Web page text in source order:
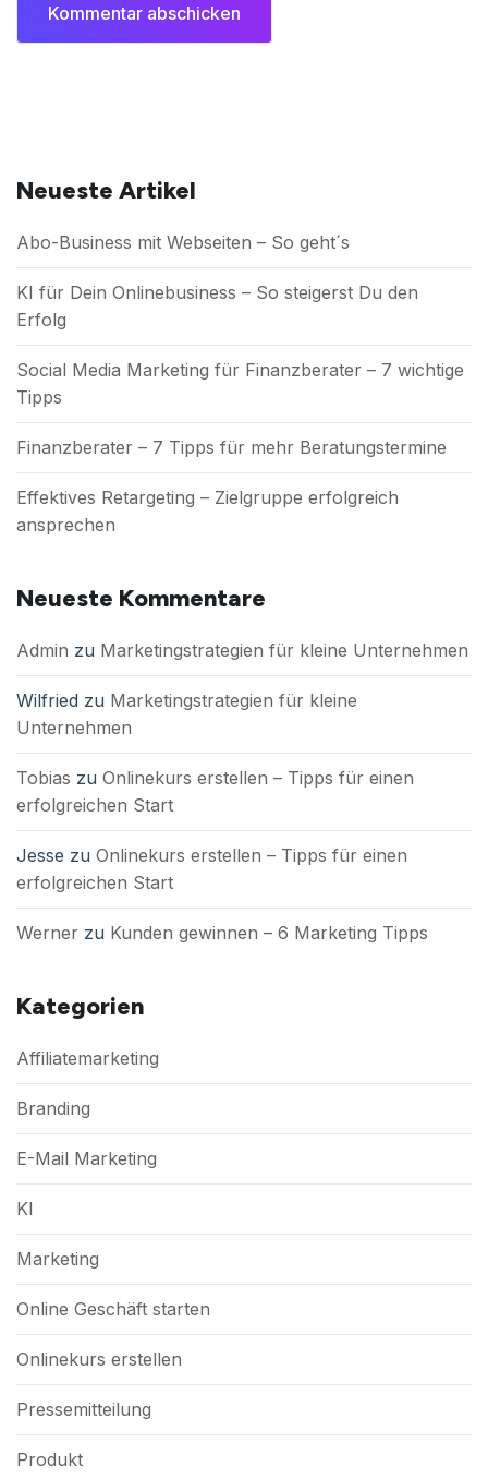
Neueste Artikel
Abo-Business mit Webseiten – So geht´s
KI für Dein Onlinebusiness – So steigerst Du den
Erfolg
Social Media Marketing für Finanzberater – 7 wichtige
Tipps
Finanzberater – 7 Tipps für mehr Beratungstermine
Effektives Retargeting – Zielgruppe erfolgreich
ansprechen
Neueste Kommentare
Admin zu Marketingstrategien für kleine Unternehmen
Wilfried zu Marketingstrategien für kleine
Unternehmen
Tobias zu Onlinekurs erstellen – Tipps für einen
erfolgreichen Start
Jesse zu Onlinekurs erstellen – Tipps für einen
erfolgreichen Start
Werner zu Kunden gewinnen – 6 Marketing Tipps
Kategorien
Affiliatemarketing
Branding
E-Mail Marketing
KI
Marketing
Online Geschäft starten
Onlinekurs erstellen
Pressemitteilung
Produkt